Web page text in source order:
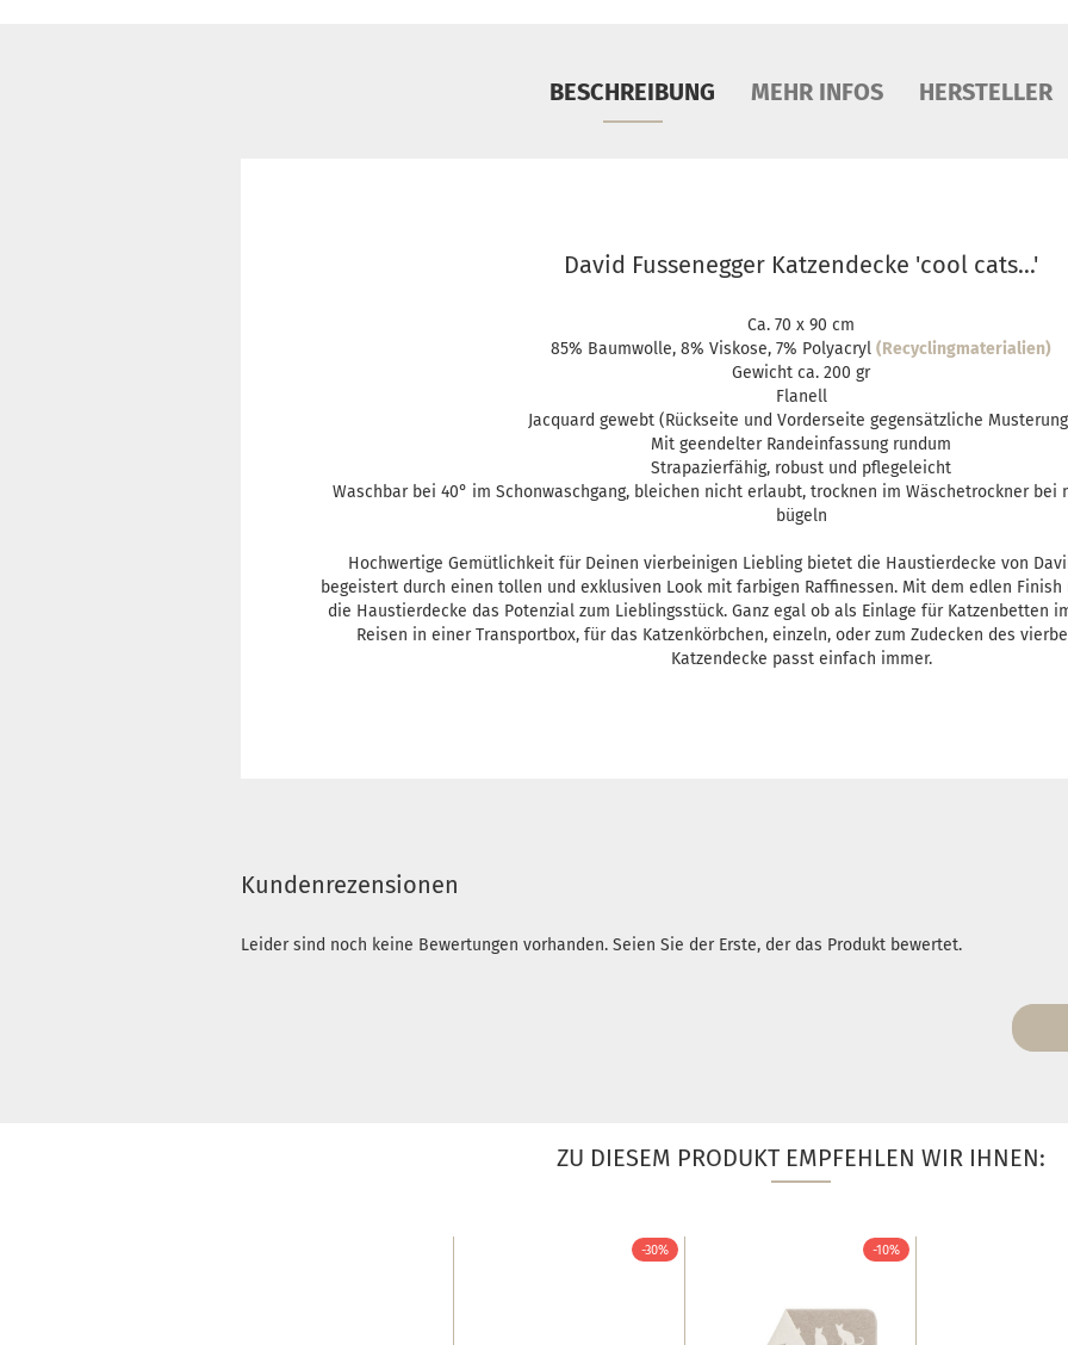
BESCHREIBUNG MEHR INFOS HERSTELLER
David Fussenegger Katzendecke 'cool cats...'
Ca. 70 x 90 cm
85% Baumwolle, 8% Viskose, 7% Polyacryl (Recyclingmaterialien)
Gewicht ca. 200 gr
Flanell
Jacquard gewebt (Rückseite und Vorderseite gegensätzliche
Mit geendelter Randeinfassung rundum
Strapazierfähig, robust und pflegeleicht
Waschbar bei 40° im Schonwaschgang, bleichen nicht erlaubt, trocknen im Wäschetrockner bei
bügeln
Hochwertige Gemütlichkeit für Deinen vierbeinigen Liebling bietet die Haustierdecke von
begeistert durch einen tollen und exklusiven Look mit farbigen Raffinessen. Mit dem edlen
die Haustierdecke das Potenzial zum Lieblingsstück. Ganz egal ob als Einlage für Katzenbetten
Reisen in einer Transportbox, für das Katzenkörbchen, einzeln, oder zum Zudecken des
Katzendecke passt einfach immer.
Kundenrezensionen
Leider sind noch keine Bewertungen vorhanden. Seien Sie der Erste, der das Produkt bewertet.
ZU DIESEM PRODUKT EMPFEHLEN WIR IHNEN:
-30% -10%